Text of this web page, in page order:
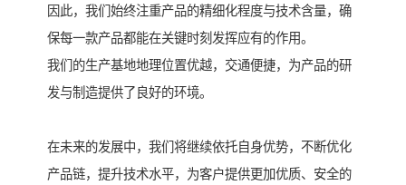
因此，我们始终注重产品的精细化程度与技术含量，确
保每一款产品都能在关键时刻发挥应有的作用。
我们的生产基地地理位置优越，交通便捷，为产品的研
发与制造提供了良好的环境。
在未来的发展中，我们将继续依托自身优势，不断优化
产品链，提升技术水平，为客户提供更加优质、安全的